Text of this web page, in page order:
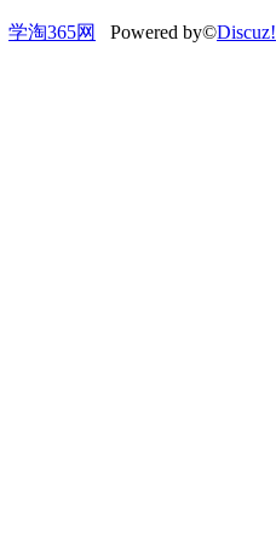
学淘365网 Powered by©Discuz!